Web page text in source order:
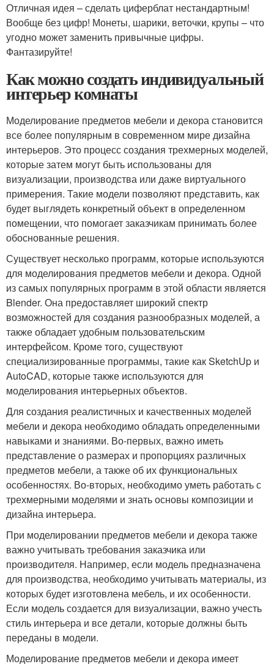
Отличная идея – сделать циферблат нестандартным!
Вообще без цифр! Монеты, шарики, веточки, крупы – что
угодно может заменить привычные цифры.
Фантазируйте!
Как можно создать индивидуальный
интерьер комнаты
Моделирование предметов мебели и декора становится
все более популярным в современном мире дизайна
интерьеров. Это процесс создания трехмерных моделей,
которые затем могут быть использованы для
визуализации, производства или даже виртуального
примерения. Такие модели позволяют представить, как
будет выглядеть конкретный объект в определенном
помещении, что помогает заказчикам принимать более
обоснованные решения.
Существует несколько программ, которые используются
для моделирования предметов мебели и декора. Одной
из самых популярных программ в этой области является
Blender. Она предоставляет широкий спектр
возможностей для создания разнообразных моделей, а
также обладает удобным пользовательским
интерфейсом. Кроме того, существуют
специализированные программы, такие как SketchUp и
AutoCAD, которые также используются для
моделирования интерьерных объектов.
Для создания реалистичных и качественных моделей
мебели и декора необходимо обладать определенными
навыками и знаниями. Во-первых, важно иметь
представление о размерах и пропорциях различных
предметов мебели, а также об их функциональных
особенностях. Во-вторых, необходимо уметь работать с
трехмерными моделями и знать основы композиции и
дизайна интерьера.
При моделировании предметов мебели и декора также
важно учитывать требования заказчика или
производителя. Например, если модель предназначена
для производства, необходимо учитывать материалы, из
которых будет изготовлена мебель, и их особенности.
Если модель создается для визуализации, важно учесть
стиль интерьера и все детали, которые должны быть
переданы в модели.
Моделирование предметов мебели и декора имеет